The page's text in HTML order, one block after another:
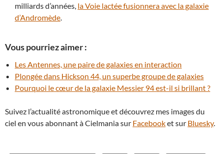
milliards d’années, la Voie lactée fusionnera avec la galaxie
d’Andromède
Vous pourriez aimer :
Les Antennes, une paire de galaxies en interaction
Plongée dans Hickson 44, un superbe groupe de galaxies
Pourquoi le cœur de la galaxie Messier 94 est-il si brillant ?
Suivez l’actualité astronomique et découvrez mes images du
ciel en vous abonnant à Cielmania sur Facebooket sur Bluesky.